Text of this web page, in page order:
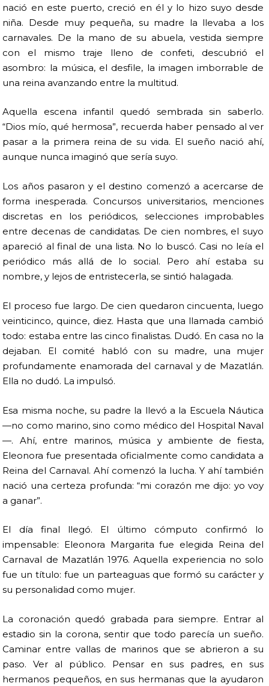
nació en este puerto, creció en él y lo hizo suyo desde
niña. Desde muy pequeña, su madre la llevaba a los
carnavales. De la mano de su abuela, vestida siempre
con el mismo traje lleno de confeti, descubrió el
asombro: la música, el desfile, la imagen imborrable de
una reina avanzando entre la multitud.
Aquella escena infantil quedó sembrada sin saberlo.
“Dios mío, qué hermosa”, recuerda haber pensado al ver
pasar a la primera reina de su vida. El sueño nació ahí,
aunque nunca imaginó que sería suyo.
Los años pasaron y el destino comenzó a acercarse de
forma inesperada. Concursos universitarios, menciones
discretas en los periódicos, selecciones improbables
entre decenas de candidatas. De cien nombres, el suyo
apareció al final de una lista. No lo buscó. Casi no leía el
periódico más allá de lo social. Pero ahí estaba su
nombre, y lejos de entristecerla, se sintió halagada.
El proceso fue largo. De cien quedaron cincuenta, luego
veinticinco, quince, diez. Hasta que una llamada cambió
todo: estaba entre las cinco finalistas. Dudó. En casa no la
dejaban. El comité habló con su madre, una mujer
profundamente enamorada del carnaval y de Mazatlán.
Ella no dudó. La impulsó.
Esa misma noche, su padre la llevó a la Escuela Náutica
—no como marino, sino como médico del Hospital Naval
—. Ahí, entre marinos, música y ambiente de fiesta,
Eleonora fue presentada oficialmente como candidata a
Reina del Carnaval. Ahí comenzó la lucha. Y ahí también
nació una certeza profunda: “mi corazón me dijo: yo voy
a ganar”.
El día final llegó. El último cómputo confirmó lo
impensable: Eleonora Margarita fue elegida Reina del
Carnaval de Mazatlán 1976. Aquella experiencia no solo
fue un título: fue un parteaguas que formó su carácter y
su personalidad como mujer.
La coronación quedó grabada para siempre. Entrar al
estadio sin la corona, sentir que todo parecía un sueño.
Caminar entre vallas de marinos que se abrieron a su
paso. Ver al público. Pensar en sus padres, en sus
hermanos pequeños, en sus hermanas que la ayudaron